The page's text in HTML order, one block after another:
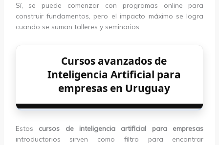
Sí, se puede comenzar con programas online para
construir fundamentos, pero el impacto máximo se logra
cuando se suman talleres y seminarios.
Cursos avanzados de
Inteligencia Artificial para
empresas en Uruguay
Estos cursos de inteligencia artificial para empresas
introductorios sirven como filtro para encontrar